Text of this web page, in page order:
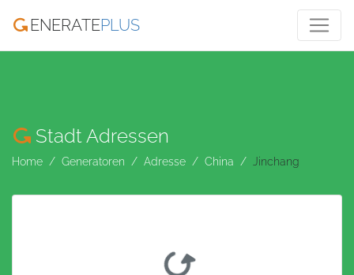
ENERATEPLUS
Stadt Adressen
Home Generatoren Adresse China Jinchang